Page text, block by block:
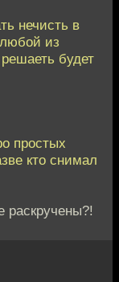
нечисть в
из
будет
простых
кто снимал
раскручены?!